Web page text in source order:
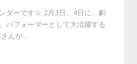
ダーです☆ 2月3日、4日に、劇
パフォーマーとして大活躍する
さんが…